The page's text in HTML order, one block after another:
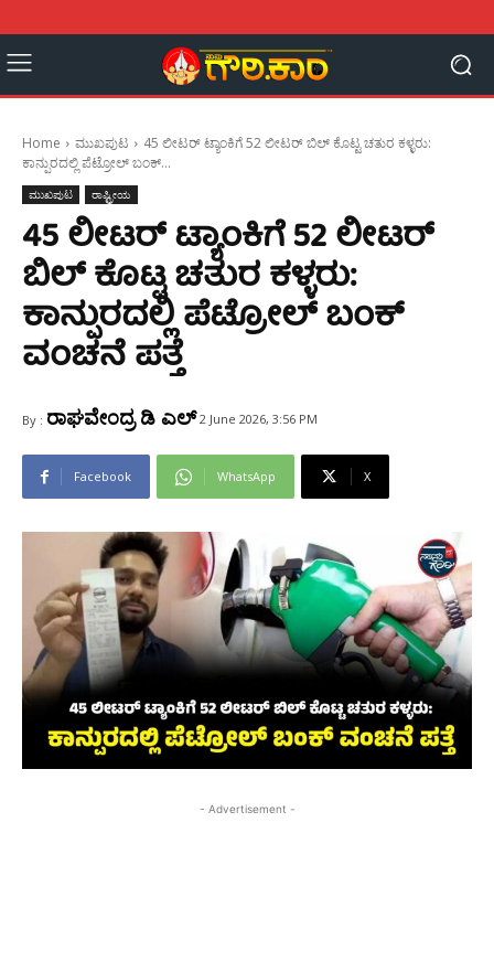
Home ಮುಖಪುಟ
45 ಲೀಟರ್ ಟ್ಯಾಂಕಿಗೆ 52 ಲೀಟರ್ ಬಿಲ್ ಕೊಟ್ಟ ಚತುರ ಕಳ್ಳರು:
ಕಾನ್ಪುರದಲ್ಲಿ ಪೆಟ್ರೋಲ್ ಬಂಕ್...
ಮುಖಪುಟ ರಾಷ್ಟ್ರೀಯ
45 ಲೀಟರ್ ಟ್ಯಾಂಕಿಗೆ 52 ಲೀಟರ್
ಬಿಲ್ ಕೊಟ್ಟ ಚತುರ ಕಳ್ಳರು:
ಕಾನ್ಪುರದಲ್ಲಿ ಪೆಟ್ರೋಲ್ ಬಂಕ್
ವಂಚನೆ ಪತ್ತೆ
By : ರಾಘವೇಂದ್ರ ಡಿ ಎಲ್ 2 June 2026, 3:56 PM
Facebook WhatsApp X
- Advertisement -